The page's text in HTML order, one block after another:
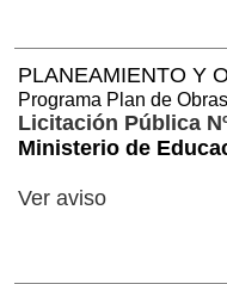
PLANEAMIENTO Y
Programa Plan de Obras
Licitación Pública
Ministerio de
Ver aviso